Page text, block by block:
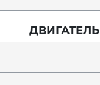
ДВИГАТЕЛЬ